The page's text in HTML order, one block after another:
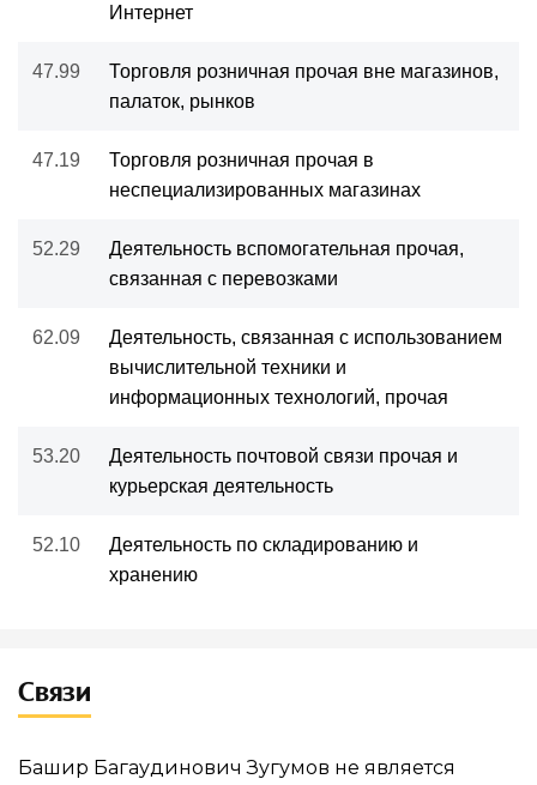
Интернет
47.99
Торговля розничная прочая вне магазинов,
палаток, рынков
47.19
Торговля розничная прочая в
неспециализированных магазинах
52.29
Деятельность вспомогательная прочая,
связанная с перевозками
62.09
Деятельность, связанная с использованием
вычислительной техники и
информационных технологий, прочая
53.20
Деятельность почтовой связи прочая и
курьерская деятельность
52.10
Деятельность по складированию и
хранению
Связи
Башир Багаудинович Зугумов не является